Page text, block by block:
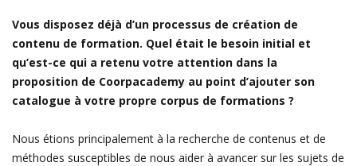
Vous disposez déjà d’un processus de création de
contenu de formation. Quel était le besoin initial et
qu’est-ce qui a retenu votre attention dans la
proposition de Coorpacademy au point d’ajouter son
catalogue à votre propre corpus de formations ?
Nous étions principalement à la recherche de contenus et de
méthodes susceptibles de nous aider à avancer sur les sujets de